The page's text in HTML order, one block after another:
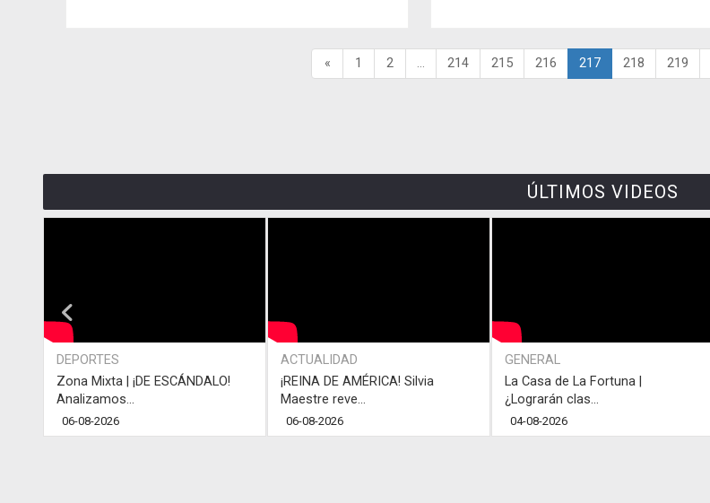
« 1 2 ... 214 215 216 217 218 219
ÚLTIMOS VIDEOS
DEPORTES
Zona Mixta | ¡DE ESCÁNDALO!
Analizamos...
06-08-2026
ACTUALIDAD
¡REINA DE AMÉRICA! Silvia
Maestre reve...
06-08-2026
GENERAL
La Casa de La Fortuna |
¿Lograrán clas...
04-08-2026